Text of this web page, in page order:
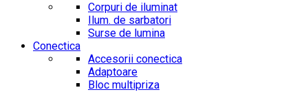
Corpuri de iluminat
Ilum. de sarbatori
Surse de lumina
Conectica
Accesorii conectica
Adaptoare
Bloc multipriza